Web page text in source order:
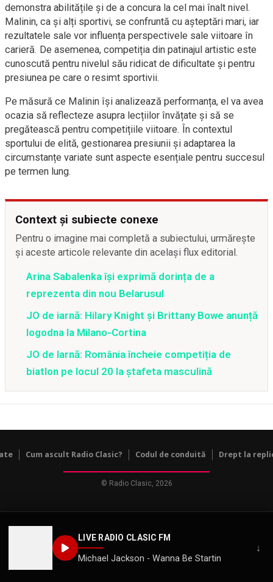
LIVE RADIO CLASIC FM
Michael Jackson - Wanna Be Startin
↓
demonstra abilitățile și de a concura la cel mai înalt nivel.
Malinin, ca și alți sportivi, se confruntă cu așteptări mari, iar
rezultatele sale vor influența perspectivele sale viitoare în
carieră. De asemenea, competiția din patinajul artistic este
cunoscută pentru nivelul său ridicat de dificultate și pentru
presiunea pe care o resimt sportivii.
Pe măsură ce Malinin își analizează performanța, el va avea
ocazia să reflecteze asupra lecțiilor învățate și să se
pregătească pentru competițiile viitoare. În contextul
sportului de elită, gestionarea presiunii și adaptarea la
circumstanțe variate sunt aspecte esențiale pentru succesul
pe termen lung.
Context și subiecte conexe
Pentru o imagine mai completă a subiectului, urmărește
și aceste articole relevante din același flux editorial.
Arina Sabalenka își exprimă dorința de a
reprezenta din nou Belarusul
JO de iarnă: Hilary Knight și Brittany Bowe anunță
logodna la Milano-Cortina
JO de Iarnă: România încheie competiția de
biatlon pe locul 20 la ștafeta masculină
Cum ascult Radio Clasic? Codul de conduită Drept la
© Radio Clasic, 2026